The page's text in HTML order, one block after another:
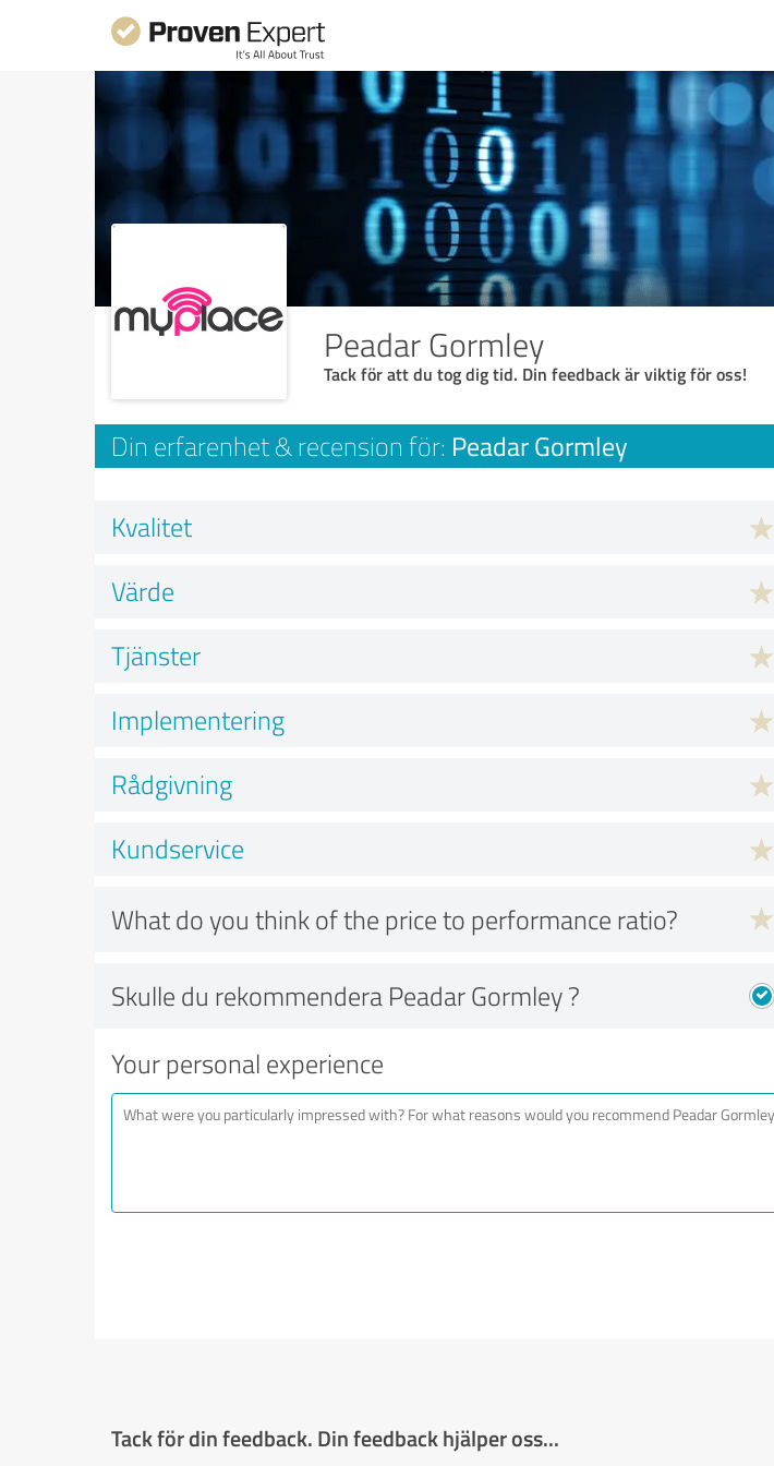
Peadar Gormley
Tack för att du tog dig tid. Din feedback är viktig för oss!
Din erfarenhet & recension för: Peadar Gormley
Kvalitet
Värde
Tjänster
Implementering
Rådgivning
Kundservice
What do you think of the price to performance ratio?
Skulle du rekommendera Peadar Gormley ?
Your personal experience
Tack för din feedback. Din feedback hjälper oss...